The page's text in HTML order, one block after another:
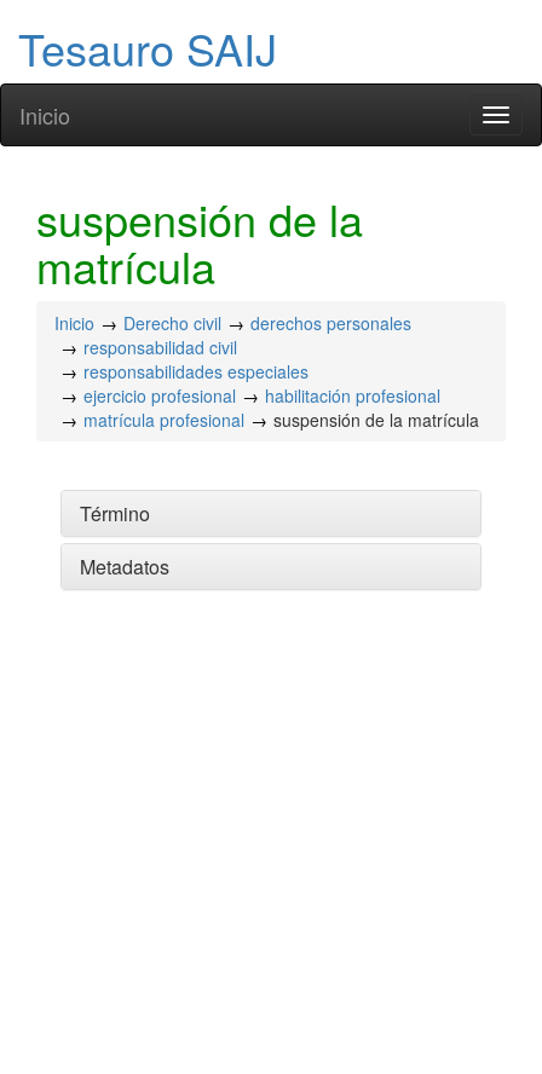
Tesauro SAIJ
Inicio
suspensión de la
matrícula
Inicio Derecho civil
derechos personales
responsabilidad civil
responsabilidades especiales
ejercicio profesional
habilitación profesional
matrícula profesional
suspensión de la matrícula
Término
Metadatos